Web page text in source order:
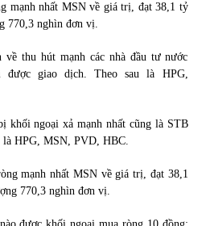
mạnh nhất MSN về giá trị, đạt 38,1 tỷ
770,3 nghìn đơn vị.
về thu hút mạnh các nhà đầu tư nước
giao dịch. Theo sau là HPG,
khối ngoại xả mạnh nhất cũng là STB
HPG, MSN, PVD, HBC.
mạnh nhất MSN về giá trị, đạt 38,1
770,3 nghìn đơn vị.